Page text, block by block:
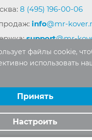
8 (495) 196-00-06
info@mr-
support@mr-
без письменного
запрещено.
файлы cookie,
использовать
Принять
Настроить